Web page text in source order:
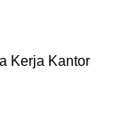
Kerja Kantor